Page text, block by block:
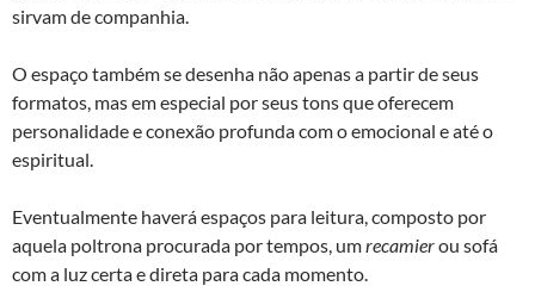
sirvam de companhia.
O espaço também se desenha não apenas a partir de seus
formatos, mas em especial por seus tons que oferecem
personalidade e conexão profunda com o emocional e até o
espiritual.
Eventualmente haverá espaços para leitura, composto por
aquela poltrona procurada por tempos, umrecamierou sofá
com a luz certa e direta para cada momento.